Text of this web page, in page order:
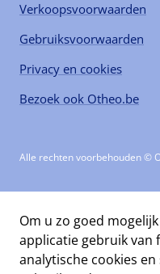
Verkoopsvoorwaarden
Gebruiksvoorwaarden
Privacy en cookies
Bezoek ook Otheo.be
Alle rechten voorbehouden ©
Om u zo goed
applicatie gebruik van
analytische cookies